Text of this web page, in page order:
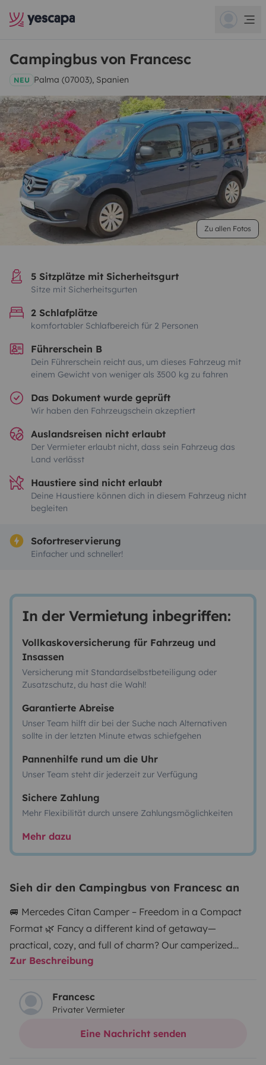
Campingbus von Francesc
NEU Palma (07003), Spanien
Zu allen Fotos
5 Sitzplätze mit Sicherheitsgurt
Sitze mit Sicherheitsgurten
2 Schlafplätze
komfortabler Schlafbereich für 2 Personen
Führerschein B
Dein Führerschein reicht aus, um dieses Fahrzeug mit
einem Gewicht von weniger als 3500 kg zu fahren
Das Dokument wurde geprüft
Wir haben den Fahrzeugschein akzeptiert
Auslandsreisen nicht erlaubt
Der Vermieter erlaubt nicht, dass sein Fahrzeug das
Land verlässt
Haustiere sind nicht erlaubt
Deine Haustiere können dich in diesem Fahrzeug nicht
begleiten
Sofortreservierung
Einfacher und schneller!
In der Vermietung inbegriffen:
Vollkaskoversicherung für Fahrzeug und
Insassen
Versicherung mit Standardselbstbeteiligung oder
Zusatzschutz, du hast die Wahl!
Garantierte Abreise
Unser Team hilft dir bei der Suche nach Alternativen
sollte in der letzten Minute etwas schiefgehen
Pannenhilfe rund um die Uhr
Unser Team steht dir jederzeit zur Verfügung
Sichere Zahlung
Mehr Flexibilität durch unsere Zahlungsmöglichkeiten
Mehr dazu
Sieh dir den Campingbus von Francesc an
🚐 Mercedes Citan Camper – Freedom in a Compact
Format 🌿 Fancy a different kind of getaway—
practical, cozy, and full of charm? Our camperized
Mercedes Citan is perfect for escaping for a few days,
without rushing. ✨ Compact on the outside, surprisingly
spacious inside Comfortable travel for up to 5 people,
with sleeping space for 2 adults + 1 child, thanks to its
Zur Beschreibung
Francesc
Privater Vermieter
Eine Nachricht senden